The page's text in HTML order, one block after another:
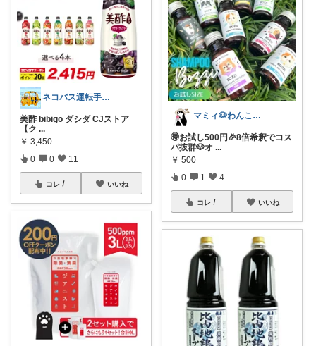
ネコバス運転手（皆様に深く感謝🐱🌼)
美酢 bibigo ダシダ CJストア
【ク ...
￥ 3,450
0 0 11
コレ いいね
マミィ🐶わんこと暮らす｜お得情報係
🉐お試し500円🎉8倍希釈でコス
パ抜群🐶オ ...
￥ 500
0 1 4
コレ いいね